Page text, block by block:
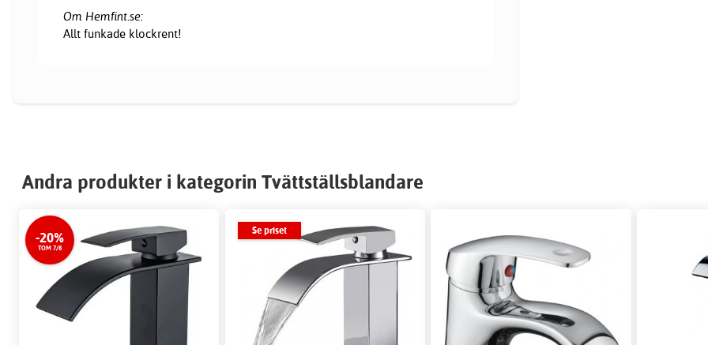
Om Hemfint.se:
Allt funkade klockrent!
Andra produkter i kategorin Tvättställsblandare
-20%
TOM 7/8
Se priset